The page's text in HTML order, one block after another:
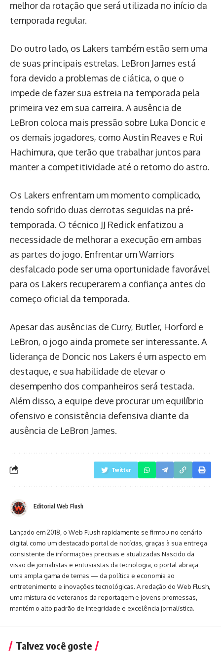
melhor da rotação que será utilizada no início da
temporada regular.
Do outro lado, os Lakers também estão sem uma
de suas principais estrelas. LeBron James está
fora devido a problemas de ciática, o que o
impede de fazer sua estreia na temporada pela
primeira vez em sua carreira. A ausência de
LeBron coloca mais pressão sobre Luka Doncic e
os demais jogadores, como Austin Reaves e Rui
Hachimura, que terão que trabalhar juntos para
manter a competitividade até o retorno do astro.
Os Lakers enfrentam um momento complicado,
tendo sofrido duas derrotas seguidas na pré-
temporada. O técnico JJ Redick enfatizou a
necessidade de melhorar a execução em ambas
as partes do jogo. Enfrentar um Warriors
desfalcado pode ser uma oportunidade favorável
para os Lakers recuperarem a confiança antes do
começo oficial da temporada.
Apesar das ausências de Curry, Butler, Horford e
LeBron, o jogo ainda promete ser interessante. A
liderança de Doncic nos Lakers é um aspecto em
destaque, e sua habilidade de elevar o
desempenho dos companheiros será testada.
Além disso, a equipe deve procurar um equilíbrio
ofensivo e consistência defensiva diante da
ausência de LeBron James.
Twitter
Editorial Web Flush
Lançado em 2018, o Web Flush rapidamente se firmou no cenário
digital como um destacado portal de notícias, graças à sua entrega
consistente de informações precisas e atualizadas.Nascido da
visão de jornalistas e entusiastas da tecnologia, o portal abraça
uma ampla gama de temas — da política e economia ao
entretenimento e inovações tecnológicas. A redação do Web Flush,
uma mistura de veteranos da reportagem e jovens promessas,
mantém o alto padrão de integridade e excelência jornalística.
Talvez você goste